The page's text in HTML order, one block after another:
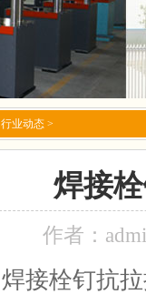
行业动态 >
焊接
作者：
焊接栓钉抗